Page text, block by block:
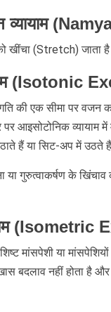
व्यायाम
खींचा (Stretch) जाता
(Isotonic
की एक सीमा पर
पर आइसोटोनिक
हैं या सिट-अप में उठते
या गुरुत्वाकर्षण के
(Isometric
मांसपेशी या
बदलाव नहीं होता है